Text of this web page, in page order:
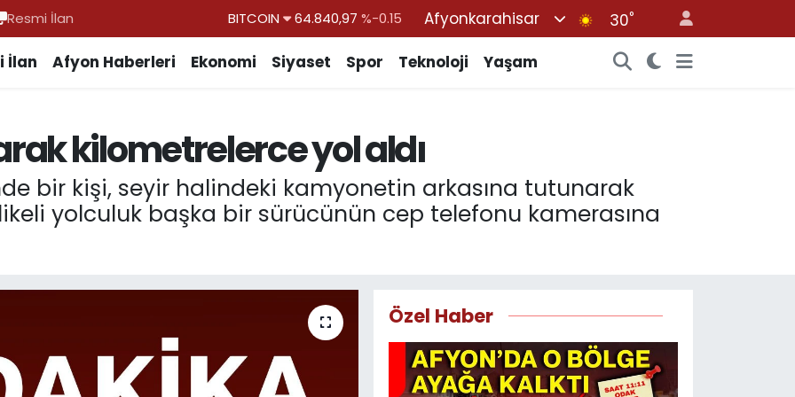
Resmi İlan
DOLAR
47,7436%0.18
EURO
55,2510%0.32
6660.55
%0
BİST100
13.779%-14
Afyonkarahisar 30°
İlan Afyon Haberleri Ekonomi Siyaset Spor Teknoloji Yaşam
kilometrelerce yol aldı
bir kişi, seyir halindeki kamyonetin arkasına tutunarak
yolculuk başka bir sürücünün cep telefonu kamerasına
Özel Haber